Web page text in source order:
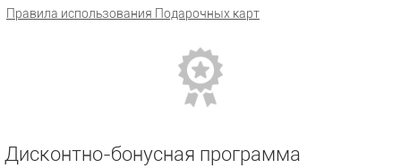
Правила использования Подарочных карт
Дисконтно-бонусная программа